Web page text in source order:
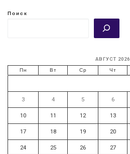
Поиск
АВГУСТ 2026
Пн Вт Ср Чт
3 4 5 6
10 11 12 13
17 18 19 20
24 25 26 27